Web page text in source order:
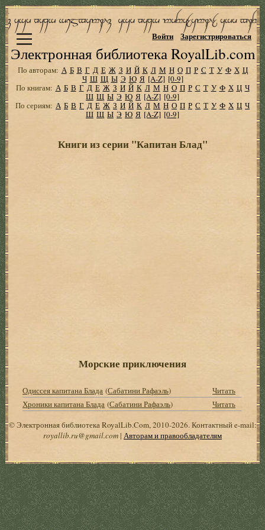
Электронная библиотека RoyalLib.com
Войти Зарегистрироваться
По авторам: А Б В Г Д Е Ж З И Й К Л М Н О П Р С Т У Ф Х Ц
Ч Ш Щ Ы Э Ю Я [A-Z] [0-9]
По книгам: А Б В Г Д Е Ж З И Й К Л М Н О П Р С Т У Ф Х Ц Ч
Ш Щ Ы Э Ю Я [A-Z] [0-9]
По сериям: А Б В Г Д Е Ж З И Й К Л М Н О П Р С Т У Ф Х Ц Ч
Ш Щ Ы Э Ю Я [A-Z] [0-9]
Книги из серии "Капитан Блад"
Морские приключения
Одиссея капитана Блада (Сабатини Рафаэль)
Читать
Хроники капитана Блада (Сабатини Рафаэль)
Читать
© Электронная библиотека RoyalLib.Com, 2010-2026. Контактный e-mail:
royallib.ru@gmail.com| Авторам и правообладателям